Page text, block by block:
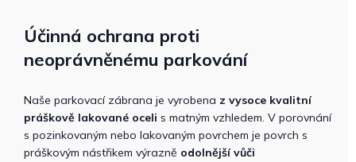
Účinná ochrana proti
neoprávněnému parkování
Naše parkovací zábrana je vyrobena z vysoce kvalitní
práškově lakované oceli s matným vzhledem. V porovnání
s pozinkovaným nebo lakovaným povrchem je povrch s
práškovým nástřikem výrazně odolnější vůči